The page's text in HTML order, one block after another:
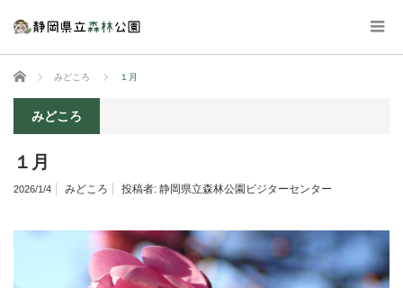
ホーム みどころ １月
みどころ
１月
2026/1/4 みどころ 投稿者: 静岡県立森林公園ビジターセンター